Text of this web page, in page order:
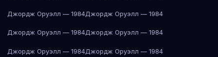
Джордж Оруэлл — 1984Джордж Оруэлл — 1984
Джордж Оруэлл — 1984Джордж Оруэлл — 1984
Джордж Оруэлл — 1984Джордж Оруэлл — 1984